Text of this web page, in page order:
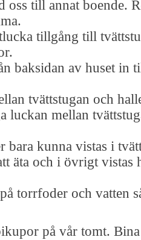
oss till annat boende.
tillgång till
baksidan av huset in
tvättstugan och
luckan mellan
bara kunna vistas i
äta och i övrigt vistas
torrfoder och vatten
på vår tomt.